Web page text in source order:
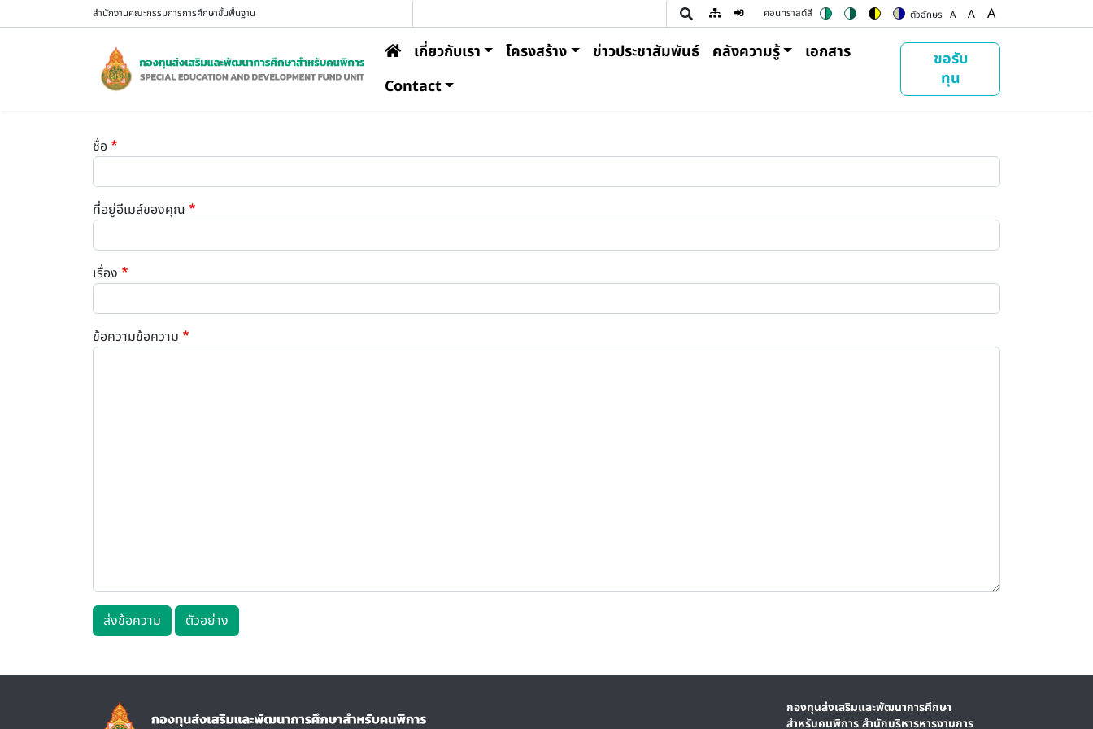
ข้ามไปยังเนื้อหาหลักสำนักงานคณะกรรมการการศึกษาขั้นพื้นฐาน User account menu
คอนทราสต์สี
Switch to color theme
Switch to high contrast theme
Switch to high visibility theme
Switch to soft theme
ตัวอักษร A
Set font size to 100%
A
Set font size to 125%
A
Set font size to
Main navigation
เกี่ยวกับเรา โครงสร้าง ข่าวประชาสัมพันธ์ คลังความรู้
เอกสาร
Contact
ขอรับ
ทุน
ชื่อ
ที่อยู่อีเมล์ของคุณ
เรื่อง
ข้อความข้อความ
ส่งข้อความ ตัวอย่าง
Image
กองทุนส่งเสริมและพัฒนาการศึกษา
สำหรับคนพิการ สำนักบริหารหารงานการ